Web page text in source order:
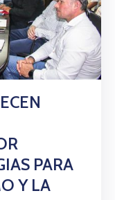
PARA
Y LA